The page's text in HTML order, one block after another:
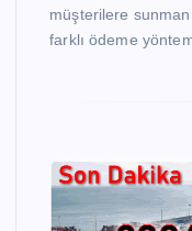
müşterilere
farklı ödeme